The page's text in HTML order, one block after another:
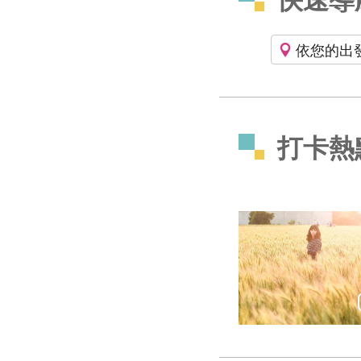
依您的出
打卡